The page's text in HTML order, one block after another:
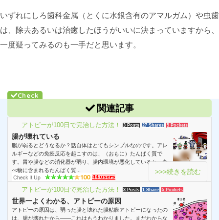
いずれにしろ歯科金属（とくに水銀含有のアマルガム）や虫歯
は、除去あるいは治癒したほうがいいに決まっていますから、
一度疑ってみるのも一手だと思います。
関連記事
アトピーが100日で完治した方法！ 3 Posts 27 Shares 5 Pockets
腸が壊れている
腸が弱るとどうなるか？話自体はとてもシンプルなのです。アレ
ルギーなどの免疫反応を起こすのは、（おもに）たんぱく質で
す。胃や腸などの消化器が弱り、腸内環境が悪化していると、食
べ物に含まれるたんぱく質...
>>>続きを読む
アトピーが100日で完治した方法！ 3 Posts 1 Share 5 Pockets
世界一よくわかる、アトピーの原因
アトピーの原因は、弱った腸と壊れた腸粘膜アトピーになったの
は、腸が壊れたから――これはもうわかりました。まだわからな